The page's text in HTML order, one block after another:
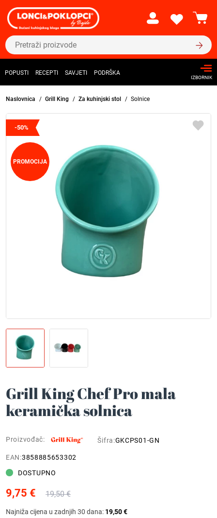
POPUSTI RECEPTI SAVJETI PODRŠKA
IZBORNIK
Naslovnica Grill King Za kuhinjski stol Solnice
-50%
PROMOCIJA
Grill King Chef Pro mala
keramička solnica
Proizvođač: Šifra:GKCPS01-GN
EAN:3858885653302
DOSTUPNO
9,75 € 19,50 €
Najniža cijena u zadnjih 30 dana: 19,50 €